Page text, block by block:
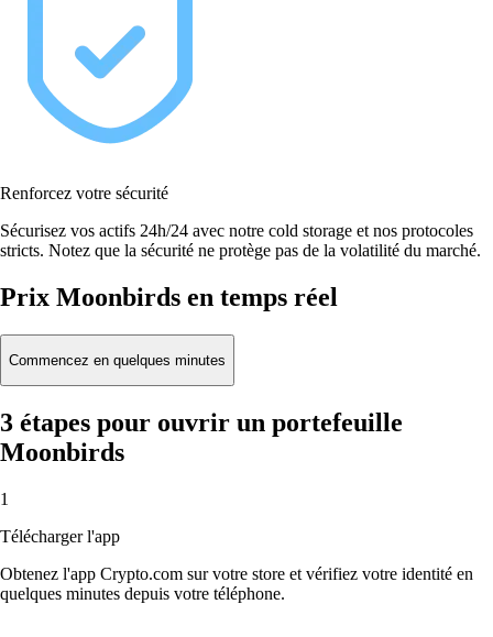
Renforcez votre sécurité
Sécurisez vos actifs 24h/24 avec notre cold storage et nos protocoles
stricts. Notez que la sécurité ne protège pas de la volatilité du marché.
Prix Moonbirds en temps réel
Commencez en quelques minutes
3 étapes pour ouvrir un portefeuille
Moonbirds
1
Télécharger l'app
Obtenez l'app Crypto.com sur votre store et vérifiez votre identité en
quelques minutes depuis votre téléphone.